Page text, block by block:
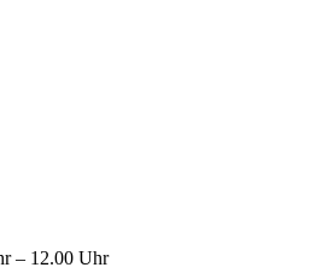
– 12.00 Uhr